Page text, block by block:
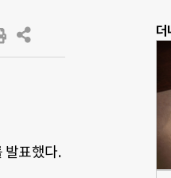
발표했다.
더